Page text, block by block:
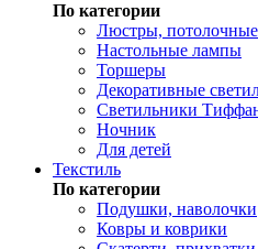
По категории
Люстры,
Настольные лампы
Торшеры
Декоративные
Светильники
Ночник
Для детей
Текстиль
По категории
Подушки, наволочки
Ковры и коврики